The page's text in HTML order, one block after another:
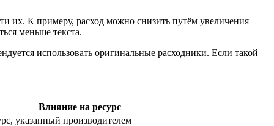
их. К примеру, расход можно снизить путём увеличения
меньше текста.
использовать оригинальные расходники. Если такой
Влияние на ресурс
указанный производителем